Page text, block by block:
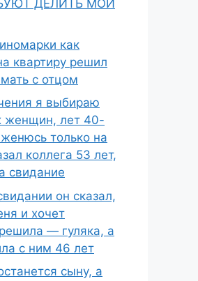
ДЕЛИТЬ МОЙ
как
квартиру решил
с отцом
я выбираю
женщин, лет 40-
только на
коллега 53 лет,
свидание
он сказал,
и хочет
— гуляка, а
с ним 46 лет
сыну, а